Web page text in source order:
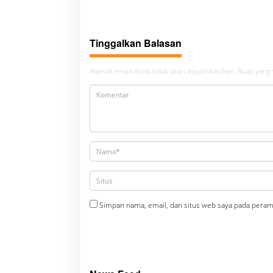
Tinggalkan Balasan
Alamat email Anda tidak akan dipublikasikan. Ruas
Simpan nama, email, dan situs web saya pada